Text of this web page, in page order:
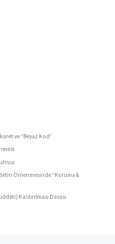
ve “Beyaz Kod”
Önlenmesinde “Koruma &
Kaldırılması Davası